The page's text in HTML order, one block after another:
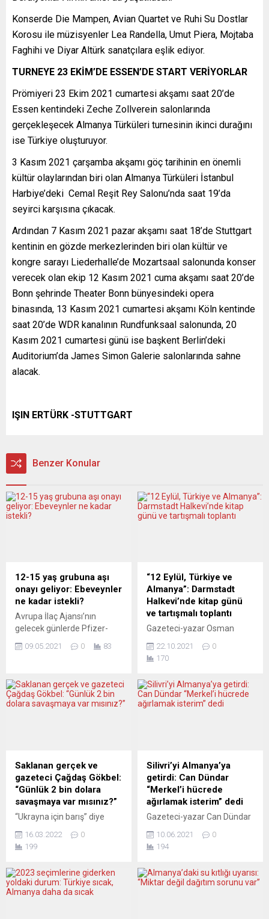
Konserde Die Mampen, Avian Quartet ve Ruhi Su Dostlar
Korosu ile müzisyenler Lea Randella, Umut Piera, Mojtaba
Faghihi ve Diyar Altürk sanatçılara eşlik ediyor.
TURNEYE 23 EKİM’DE ESSEN’DE START VERİYORLAR
Prömiyeri 23 Ekim 2021 cumartesi akşamı saat 20’de
Essen kentindeki Zeche Zollverein salonlarında
gerçekleşecek Almanya Türküleri turnesinin ikinci durağını
ise Türkiye oluşturuyor.
3 Kasım 2021 çarşamba akşamı göç tarihinin en önemli
kültür olaylarından biri olan Almanya Türküleri İstanbul
Harbiye’deki Cemal Reşit Rey Salonu’nda saat 19’da
seyirci karşısına çıkacak.
Ardından 7 Kasım 2021 pazar akşamı saat 18’de Stuttgart
kentinin en gözde merkezlerinden biri olan kültür ve
kongre sarayı Liederhalle’de Mozartsaal salonunda konser
verecek olan ekip 12 Kasım 2021 cuma akşamı saat 20’de
Bonn şehrinde Theater Bonn bünyesindeki opera
binasında, 13 Kasım 2021 cumartesi akşamı Köln kentinde
saat 20’de WDR kanalının Rundfunksaal salonunda, 20
Kasım 2021 cumartesi günü ise başkent Berlin’deki
Auditorium’da James Simon Galerie salonlarında sahne
alacak.
IŞIN ERTÜRK -STUTTGART
Benzer Konular
12-15 yaş grubuna aşı
onayı geliyor: Ebeveynler
ne kadar istekli?
Avrupa İlaç Ajansı’nın
gelecek günlerde Pfizer-
BioNTech’in koronavirüs
aşısının 12-15 yaş grubu için
bunu yaptırmaya ne kadar
istekli? BioNTech-Pfizer,
(EMA) başvurdu. Aşının, söz
konusu yaş grubunda
kullanımına önümüzdeki
bekleniyor. Eğer şu...
09.05.2021 0 83
“12 Eylül, Türkiye ve
Almanya”: Darmstadt
Halkevi’nde kitap günü
ve tartışmalı toplantı
Gazeteci-yazar Osman
Çutsay, Darmstadt
Halkevi’nde düzenlenen
“Kitap Günü”nde 12 Eylül
2021 Almanyası’na bir çizgi
çekecek. Çutsay, “Angela
birlikte mi gidecekler?”
sorusuna yanıt arayacak.
Federal Almanya’daki
Darmstadt Halkevi, 24 Ekim
pazar günü kitaplar...
22.10.2021
0
170
Saklanan gerçek ve
gazeteci Çağdaş Gökbel:
“Günlük 2 bin dolara
savaşmaya var mısınız?”
“Ukrayna için barış” diye
silahlandırmak için birbiriyle
yarıştığı bu döneme “cuk”
iş ilanı çok şeyi açıklıyor.
Saklanmak istenen gerçeğin
16.03.2022
0
199
Silivri’yi Almanya’ya
getirdi: Can Dündar
“Merkel’i hücrede
ağırlamak isterim” dedi
Gazeteci-yazar Can Dündar
Merkel’e seslenerek “Bir gün
kendisini tek kişilik hücrede
Dündar, Berlin’de
çalışmalarını sürdüren ve
10.06.2021
0
194